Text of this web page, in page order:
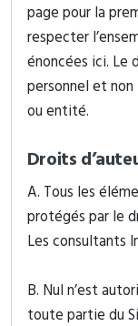
page pour la
respecter
énoncées ici. Le
personnel et
ou entité.
Droits
A. Tous les
protégés par le
Les consultants
B. Nul n’est
toute partie du